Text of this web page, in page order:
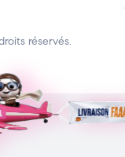
réservés.